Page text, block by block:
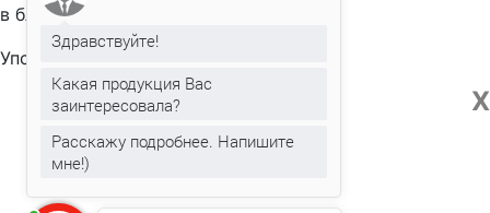
в ближайшее время.
Упс
X
Здравствуйте!
Какая продукция Вас
заинтересовала?
Расскажу подробнее. Напишите
мне!)